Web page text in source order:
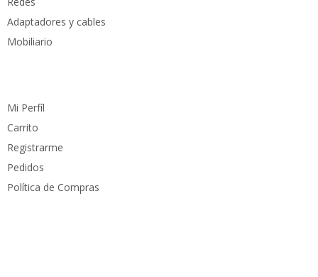
Adaptadores y cables
Mobiliario
Mi Perfíl
Carrito
Registrarme
Pedidos
Política de Compras